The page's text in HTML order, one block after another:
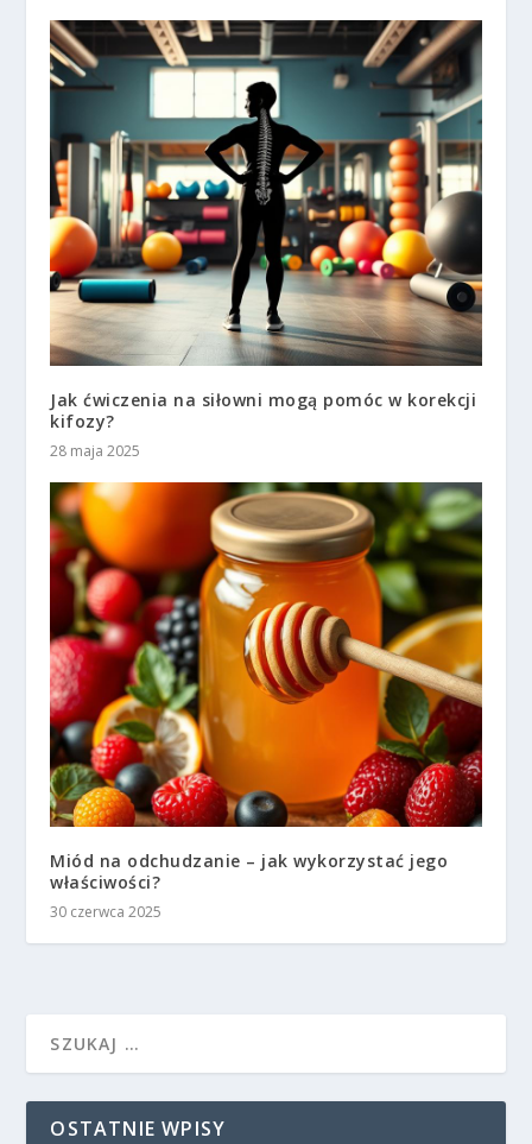
Jak ćwiczenia na siłowni mogą pomóc w korekcji
kifozy?
28 maja 2025
Miód na odchudzanie – jak wykorzystać jego
właściwości?
30 czerwca 2025
OSTATNIE WPISY